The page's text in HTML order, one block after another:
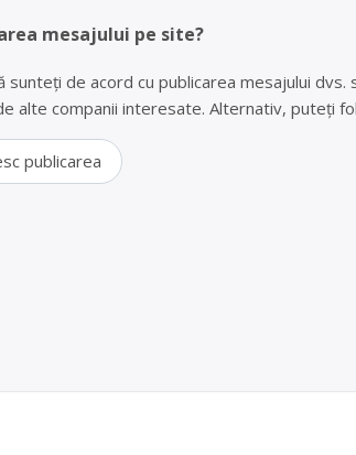
mesajului pe site?
sunteți de acord cu publicarea mesajului
alte companii interesate. Alternativ, puteți
publicarea